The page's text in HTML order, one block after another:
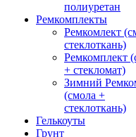
полиуретан
Ремкомплекты
Ремкомлект
стеклоткань)
Ремкомплект
+ стекломат)
Зимний
(смола +
стеклоткань)
Гелькоуты
Грунт